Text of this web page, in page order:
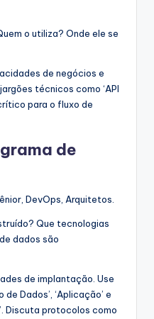
o utiliza? Onde ele se
de negócios e
técnicos como ‘API
para o fluxo de
de
DevOps, Arquitetos.
Que tecnologias
dados são
de implantação. Use
de Dados’, ‘Aplicação’ e
Discuta protocolos como